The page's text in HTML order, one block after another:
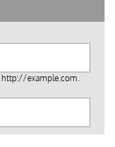
http://example.com.